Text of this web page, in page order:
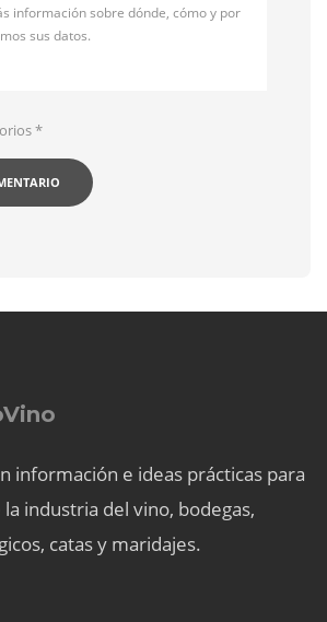
información sobre dónde, cómo y por
sus datos.
*
información e ideas prácticas para
industria del vino, bodegas,
catas y maridajes.